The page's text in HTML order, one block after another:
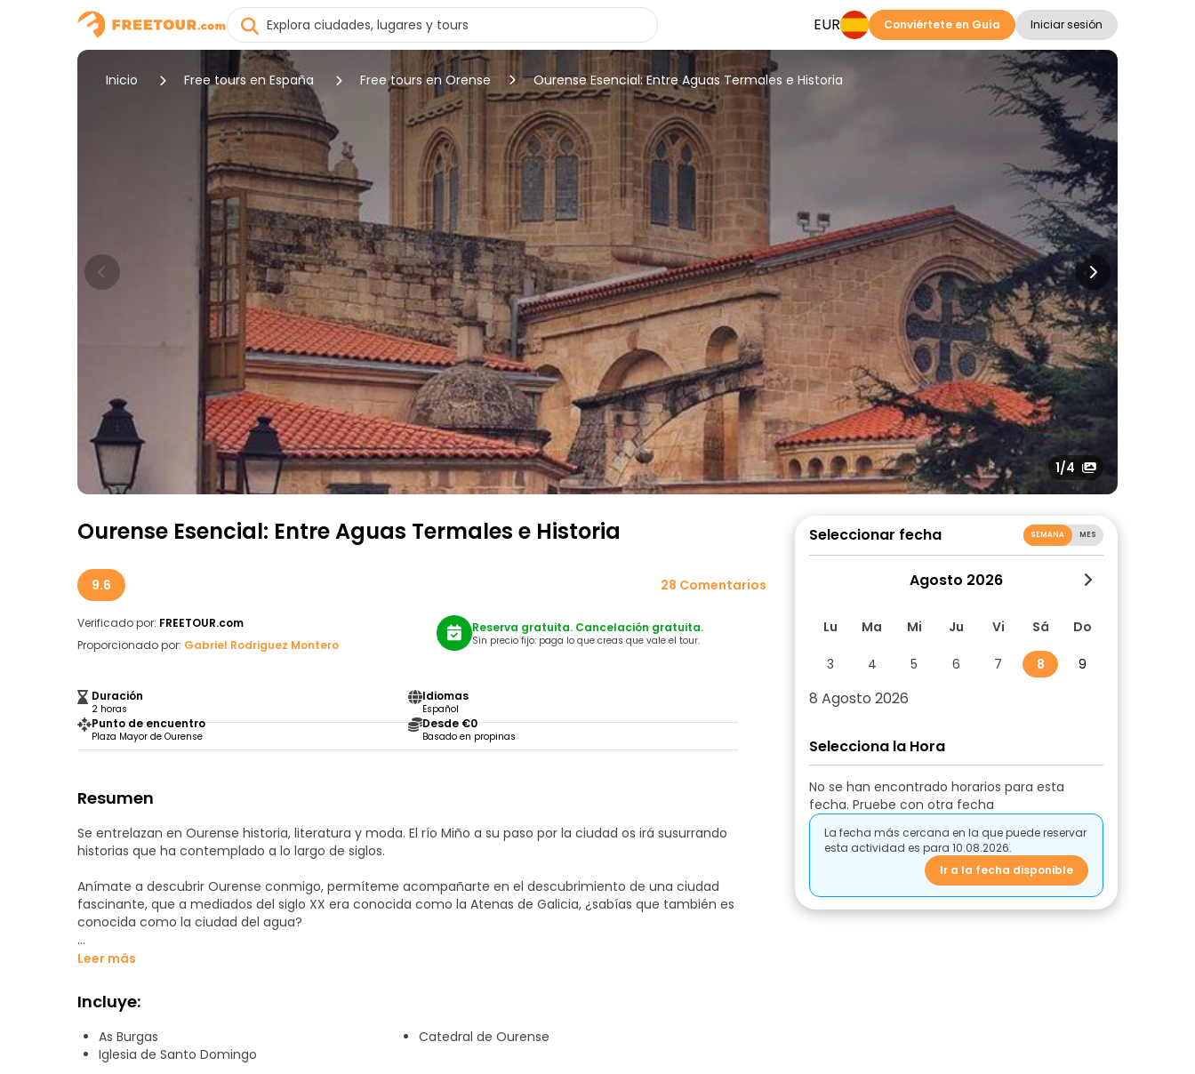
EUR Conviértete en Guía Iniciar sesión
Inicio Free tours en España Free tours en Orense Ourense Esencial: Entre Aguas Termales e Historia
1/4
Ourense Esencial: Entre Aguas Termales e Historia
9.6 28 Comentarios
Verificado por: FREETOUR.com
Proporcionado por: Gabriel Rodriguez Montero
Duración
2 horas
Idiomas
Español
Punto de encuentro
Plaza Mayor de Ourense
Desde €0
Basado en propinas
Reserva gratuita. Cancelación gratuita.
Sin precio fijo: paga lo que creas que vale el tour.
Resumen
Se entrelazan en Ourense historia, literatura y moda. El río Miño a su paso por la ciudad os irá susurrando
historias que ha contemplado a lo largo de siglos.
Anímate a descubrir Ourense conmigo, permíteme acompañarte en el descubrimiento de una ciudad
fascinante, que a mediados del siglo XX era conocida como la Atenas de Galicia, ¿sabías que también es
conocida como la ciudad del agua?
En esta visita guiada te enseñaré los lugares más emblemáticos de esta ciudad desde su plaza mayor, la
curiosidades que solo los orensanos conocemos. Descubre conmigo una ciudad hospitalaria, con una
gastronomía fantástica y lo más importante, una gente maravillosa que harán que te sientas a gusto en esta
ciudad desde el minuto uno.
El tour empezará en la plaza mayor, visitaremos:
Leer más
Incluye:
As Burgas
Catedral de Ourense
Iglesia de Santo Domingo
Seleccionar fecha SEMANA MES
Agosto 2026
Lu Ma Mi Ju Vi Sá Do
3 4 5 6 7 8 9
8 Agosto 2026
Selecciona la Hora
No se han encontrado horarios para esta
fecha. Pruebe con otra fecha
La fecha más cercana en la que puede reservar
esta actividad es para 10.08.2026.
Ir a la fecha disponible